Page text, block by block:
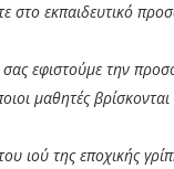
στο εκπαιδευτικό
εφιστούμε την
μαθητές
ιού της εποχικής